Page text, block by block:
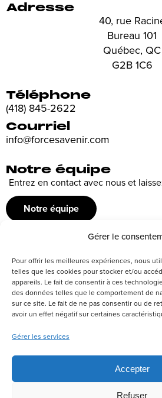
Gérer le
Pour offrir les meilleures expériences, nous
telles que les cookies pour stocker et/ou
appareils. Le fait de consentir à ces
des données telles que le comportement de
sur ce site. Le fait de ne pas consentir ou de
avoir un effet négatif sur certaines
Gérer les services
Accepter
Refuser
Adresse
40, rue
Bureau 101
Québec, QC
G2B 1C6
Téléphone
(418) 845-2622
Courriel
info@forcesavenir.com
Notre équipe
Entrez en contact avec nous et
Notre équipe
Recrutement
Découvrez nos offres d’emploi ou
spontanée
Postuler